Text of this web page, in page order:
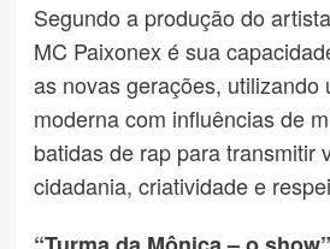
Segundo a produção do
MC Paixonex é sua
as novas gerações, utilizando
moderna com influências de
batidas de rap para transmitir
cidadania, criatividade e